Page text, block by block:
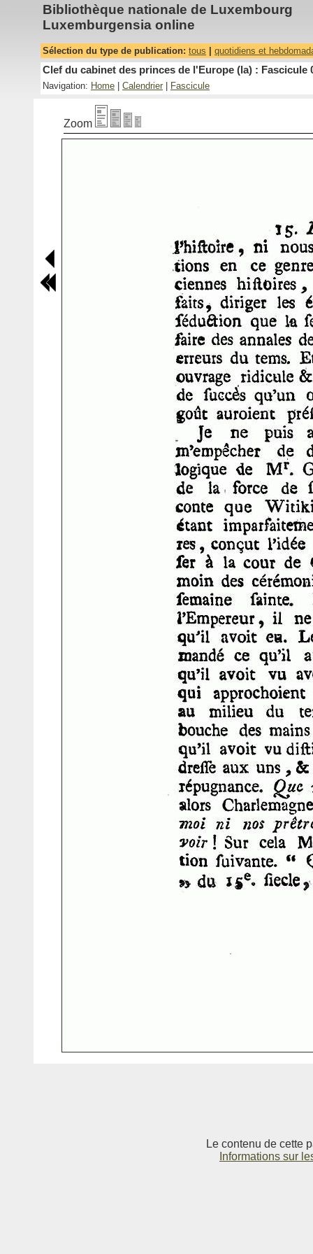
Bibliothèque nationale de Luxembourg
Luxemburgensia online
Sélection du type de publication: tous quotidiens et
Clef du cabinet des princes de l'Europe (la) : Fascicule
Navigation: Home Calendrier Fascicule
Zoom
Le contenu de cette
Informations sur